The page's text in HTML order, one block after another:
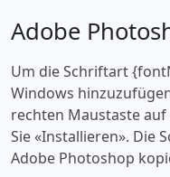
Adobe
Um die Schriftart
Windows
rechten Maustaste
Sie «‎Installieren». Die
Adobe Photoshop